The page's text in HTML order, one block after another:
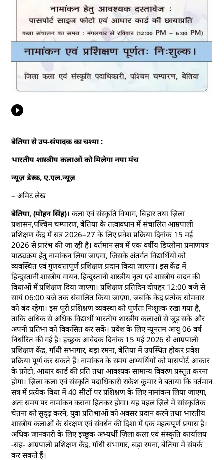
बेतिया से उप-संपादक का चश्मा :
भारतीय शास्त्रीय कलाओं को मिलेगा नया मंच
न्यूज़ डेस्क, ए.एल.न्यूज़
– अमिट लेख
बेतिया, (मोहन सिंह)। कला एवं संस्कृति विभाग, बिहार तथा ज़िला
प्रशासन,पश्चिम चम्पारण, बेतिया के तत्वावधान में संचालित आम्रपाली
प्रशिक्षण केंद्र में सत्र 2026–27 के लिए प्रवेश प्रक्रिया दिनांक 15 मई
2026 से प्रारंभ की जा रही है। वर्तमान सत्र में एक वर्षीय डिप्लोमा प्रमाणपत्र
पाठ्यक्रम हेतु नामांकन लिया जाएगा, जिसके अंतर्गत विद्यार्थियों को
व्यवस्थित एवं गुणवत्तापूर्ण प्रशिक्षण प्रदान किया जाएगा। इस केंद्र में
हिन्दुस्तानी शास्त्रीय गायन, हिन्दुस्तानी शास्त्रीय नृत्य एवं शास्त्रीय वादन की
विधाओं में प्रशिक्षण दिया जाएगा। प्रशिक्षण प्रतिदिन दोपहर 12:00 बजे से
सायं 06:00 बजे तक संचालित किया जाएगा, जबकि केंद्र प्रत्येक सोमवार
को बंद रहेगा। इस पूरी प्रशिक्षण व्यवस्था को पूर्णतः निःशुल्क रखा गया है,
ताकि अधिक से अधिक विद्यार्थी भारतीय शास्त्रीय कलाओं से जुड़ सकें और
अपनी प्रतिभा को विकसित कर सकें। प्रवेश के लिए न्यूनतम आयु 06 वर्ष
निर्धारित की गई है। इच्छुक आवेदक दिनांक 15 मई 2026 से आम्रपाली
प्रशिक्षण केंद्र, गाँधी सभागार, बड़ा रमना, बेतिया में उपस्थित होकर प्रवेश
प्रक्रिया पूर्ण कर सकते हैं। नामांकन के समय अभ्यर्थियों को पासपोर्ट आकार
के फ़ोटो, आधार कार्ड की प्रति तथा आवश्यक सामान्य विवरण प्रस्तुत करना
होगा। ज़िला कला एवं संस्कृति पदाधिकारी राकेश कुमार ने बताया कि वर्तमान
सत्र में प्रत्येक विधा में 40 सीटों पर प्रशिक्षण के लिए नामांकन लिया जाएगा,
अतः समय पर नामांकन कराना हितकर होगा। यह पहल ज़िले में सांस्कृतिक
चेतना को सुदृढ़ करने, युवा प्रतिभाओं को अवसर प्रदान करने तथा भारतीय
शास्त्रीय कलाओं के संरक्षण एवं संवर्धन की दिशा में एक महत्वपूर्ण प्रयास है।
अधिक जानकारी के लिए इच्छुक अभ्यर्थी ज़िला कला एवं संस्कृति कार्यालय
-सह- आम्रपाली प्रशिक्षण केंद्र, गाँधी सभागार, बड़ा रमना, बेतिया में संपर्क
कर सकते हैं।